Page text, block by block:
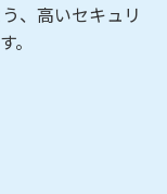
、高いセキュリ
。